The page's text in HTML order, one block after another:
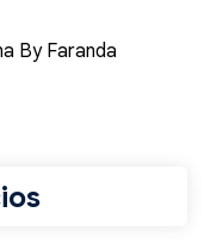
By Faranda